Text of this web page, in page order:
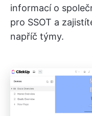
informací o
pro SSOT a
napříč týmy.